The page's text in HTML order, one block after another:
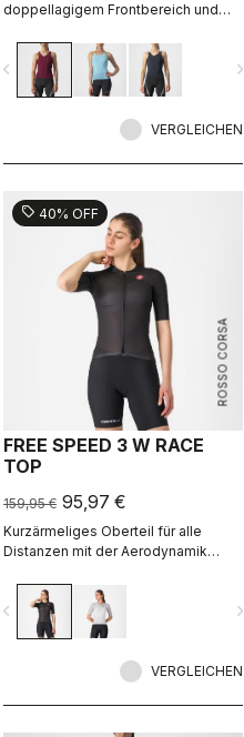
doppellagigem Frontbereich und
Rückentaschen.
navigate_next
VERGLEICHEN
ROSSO CORSA
sell 40% OFF
FREE SPEED 3 W RACE
TOP
159,95 € 95,97 €
Kurzärmeliges Oberteil für alle
Distanzen mit der Aerodynamik
Short Sleeve.
navigate_next
VERGLEICHEN